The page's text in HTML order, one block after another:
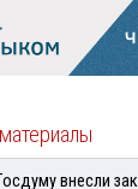
внесли